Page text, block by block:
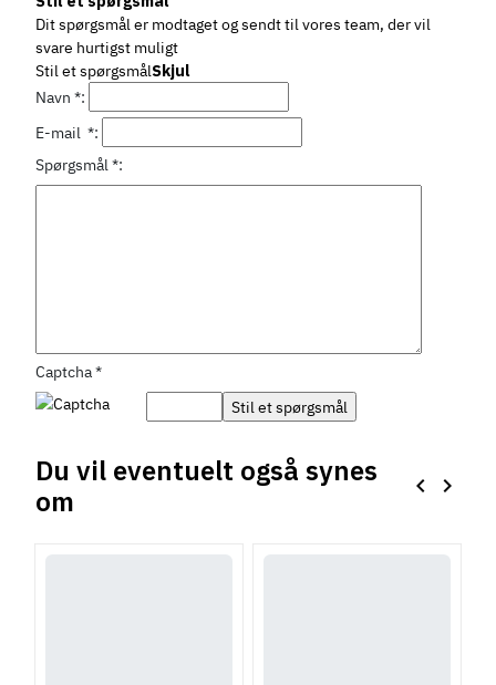
kunststofglider til
bløde gulve
650.24.372 650.24.045
stopeffekt -
læderfiberblanding
650.22.332
24 stk på lager
læderfiberblanding
650.24.012
bløde gulve
650.24.371
læderfiberblanding
650.22.334
Dit spørgsmål er modtaget og sendt til vores team, der vil
svare hurtigst muligt
Stil et spørgsmålSkjul
Navn*:
E-mail*:
Spørgsmål*:
Captcha*
Du vil eventuelt også synes
om
Forrige
keyboard_arrow_left Næste
keyboard_arrow_right